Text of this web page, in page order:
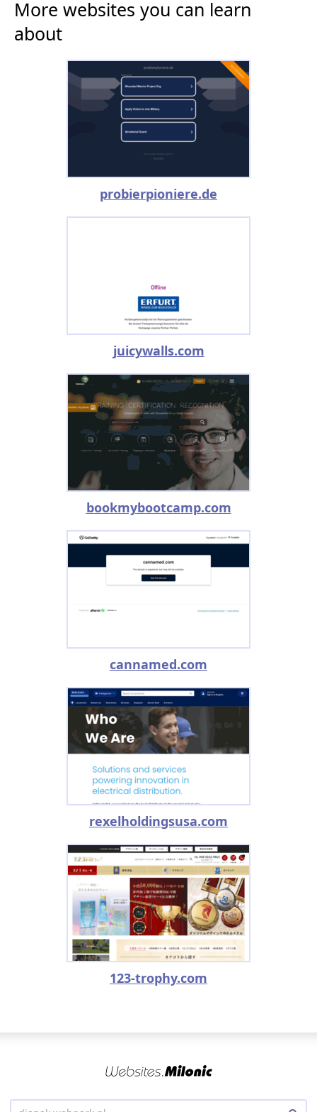
More websites you can learn
about
probierpioniere.de
juicywalls.com
bookmybootcamp.com
cannamed.com
rexelholdingsusa.com
123-trophy.com